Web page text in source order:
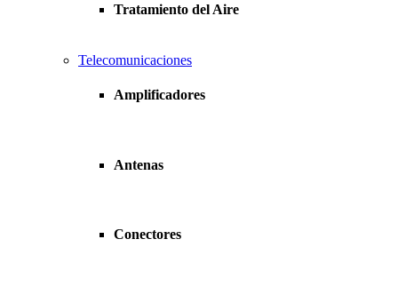
Tratamiento del Aire
Telecomunicaciones
Amplificadores
Antenas
Conectores